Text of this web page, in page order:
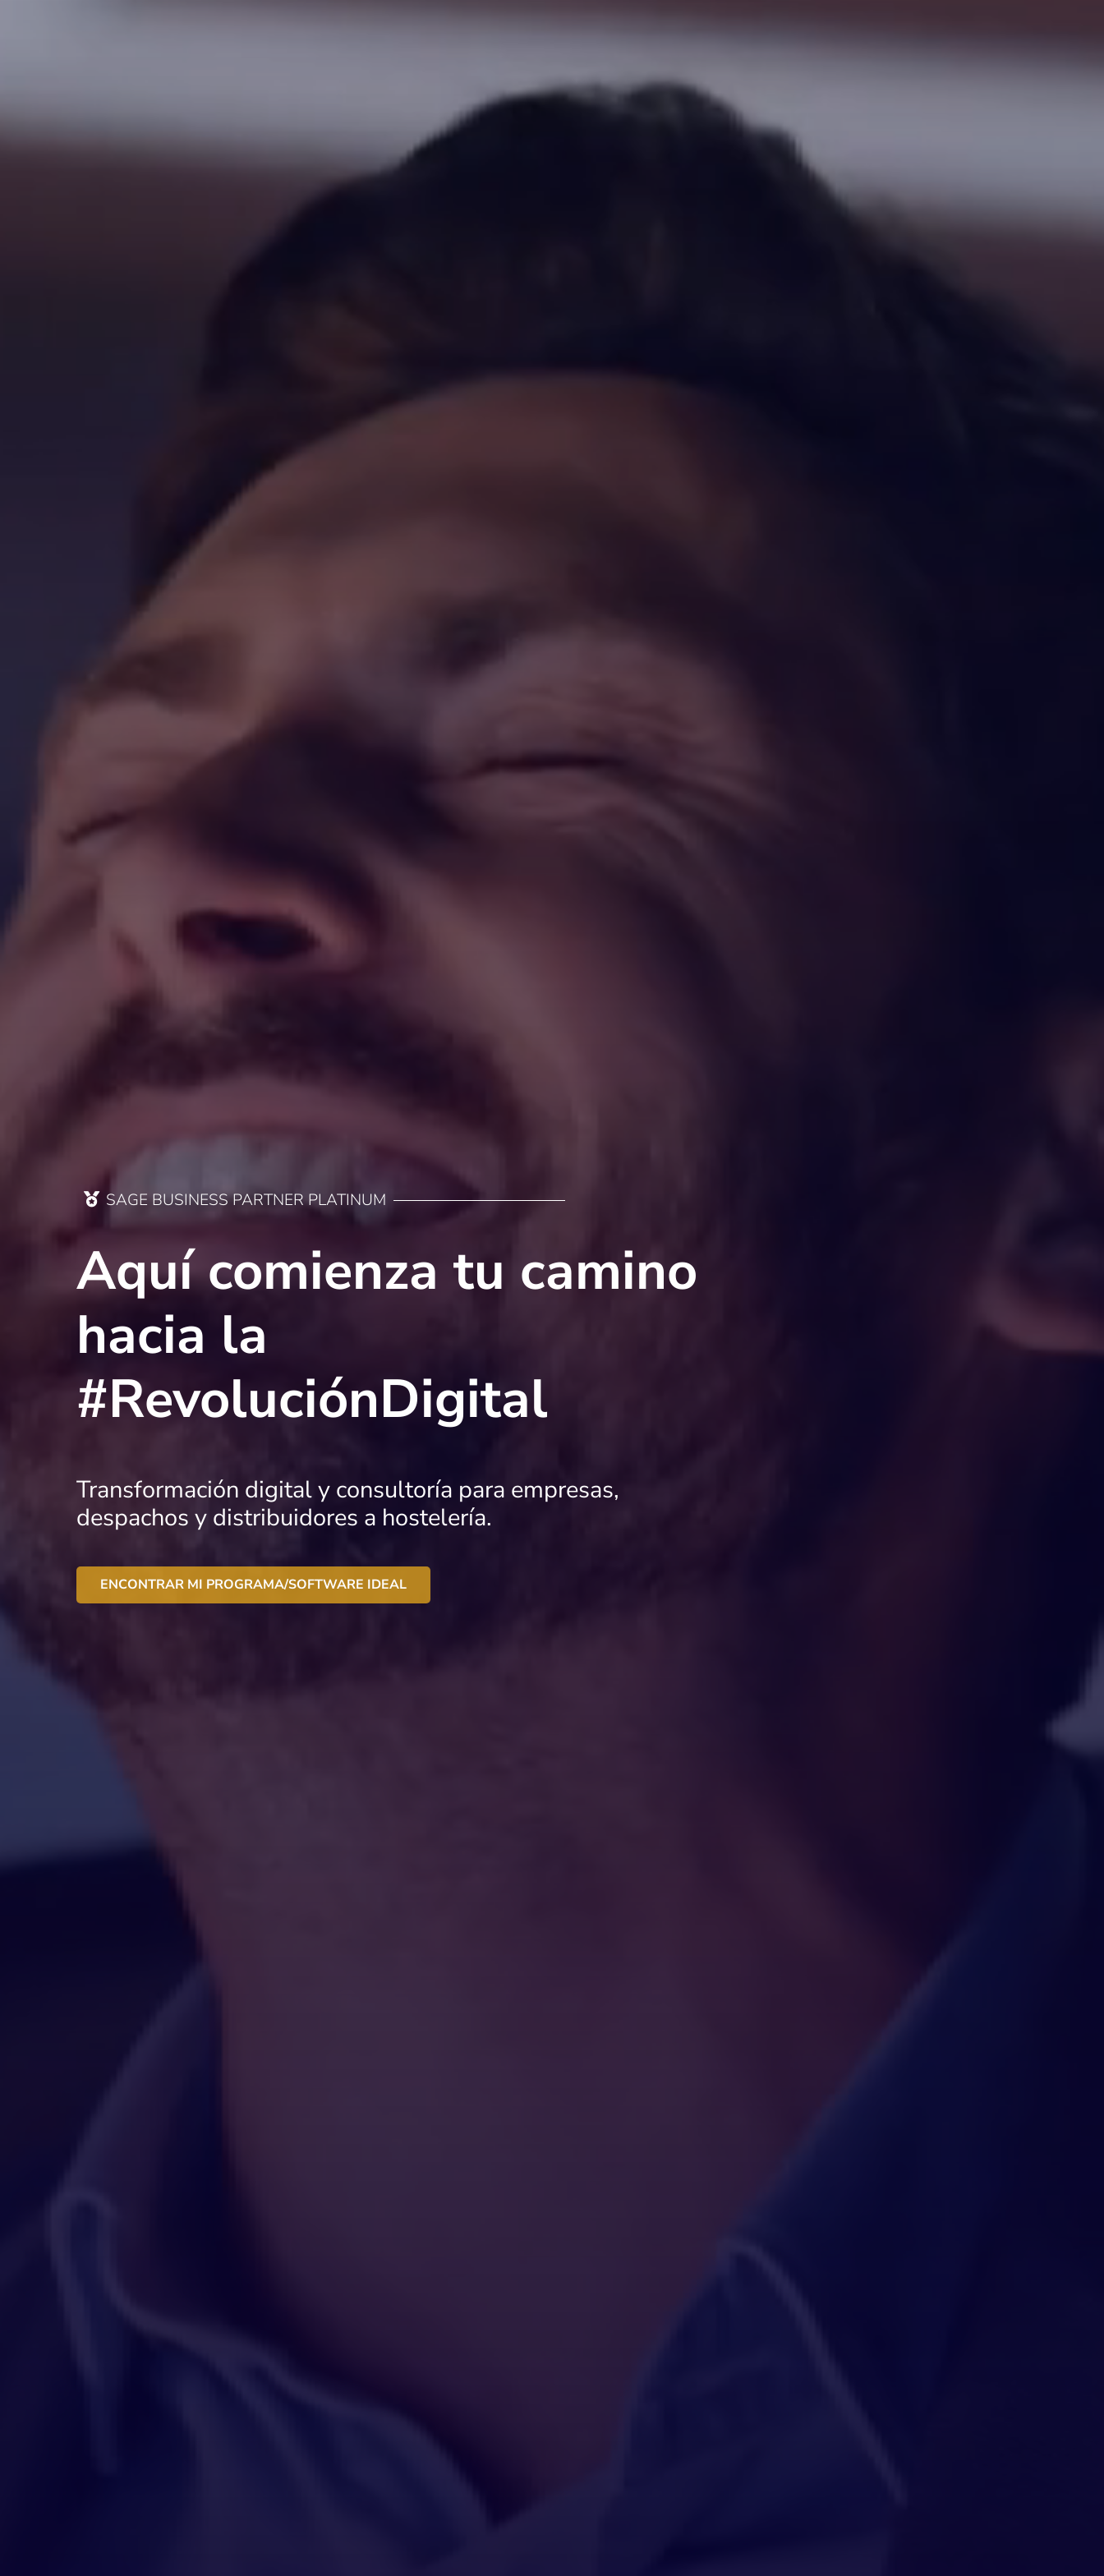
SAGE BUSINESS PARTNER PLATINUM
Aquí comienza tu camino
hacia la
#RevoluciónDigital
Transformación digital y consultoría para empresas,
despachos y distribuidores a hostelería.
ENCONTRAR MI PROGRAMA/SOFTWARE IDEAL